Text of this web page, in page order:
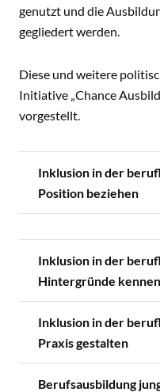
genutzt und die
gegliedert werden.
Diese und weitere
Initiative „Chance
vorgestellt.
Inklusion in der
Position beziehen
Inklusion in der
Hintergründe kennen
Inklusion in der
Praxis gestalten
Berufsausbildung